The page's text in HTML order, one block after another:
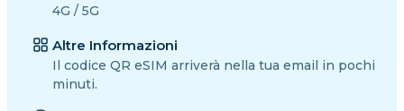
4G / 5G
Altre Informazioni
Il codice QR eSIM arriverà nella tua email in pochi
minuti.